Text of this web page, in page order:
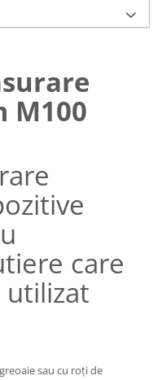
M100
care
sau cu roți de